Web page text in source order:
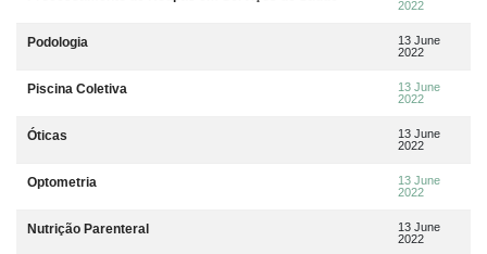
2022
Podologia
13 June
2022
Piscina Coletiva
13 June
2022
Óticas
13 June
2022
Optometria
13 June
2022
Nutrição Parenteral
13 June
2022